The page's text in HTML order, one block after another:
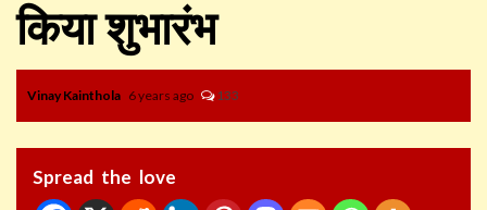
किया शुभारंभ
Vinay Kainthola 6 years ago 133
Spread the love